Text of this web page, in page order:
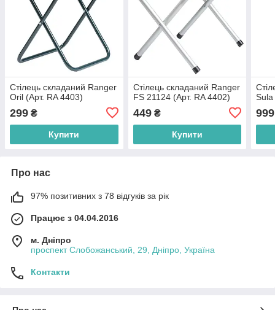
Стілець складаний Ranger
Oril (Арт. RA 4403)
299 ₴
Купити
Стілець складаний Ranger
FS 21124 (Арт. RA 4402)
449₴
Купити
Sula
999
Про нас
97% позитивних з 78 відгуків за рік
Працює з 04.04.2016
м. Дніпро
проспект Слобожанський, 29, Дніпро, Україна
Контакти